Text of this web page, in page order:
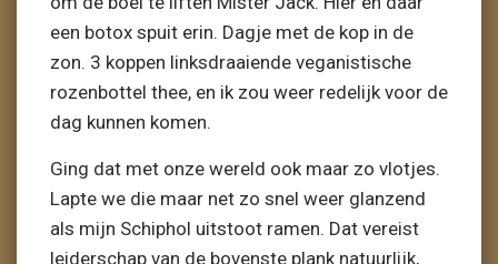
een botox spuit erin. Dagje met de kop in de
zon. 3 koppen linksdraaiende veganistische
rozenbottel thee, en ik zou weer redelijk voor de
dag kunnen komen.
Ging dat met onze wereld ook maar zo vlotjes.
Lapte we die maar net zo snel weer glanzend
als mijn Schiphol uitstoot ramen. Dat vereist
leiderschap van de bovenste plank natuurlijk,